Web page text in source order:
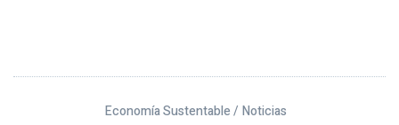
Economía Sustentable / Noticias